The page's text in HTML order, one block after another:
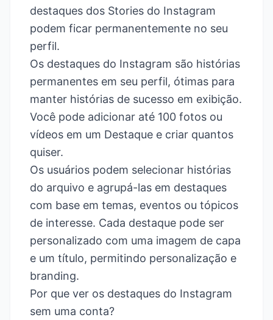
destaques dos Stories do Instagram
podem ficar permanentemente no seu
perfil.
Os destaques do Instagram são histórias
permanentes em seu perfil, ótimas para
manter histórias de sucesso em exibição.
Você pode adicionar até 100 fotos ou
vídeos em um Destaque e criar quantos
quiser.
Os usuários podem selecionar histórias
do arquivo e agrupá-las em destaques
com base em temas, eventos ou tópicos
de interesse. Cada destaque pode ser
personalizado com uma imagem de capa
e um título, permitindo personalização e
branding.
Por que ver os destaques do Instagram
sem uma conta?